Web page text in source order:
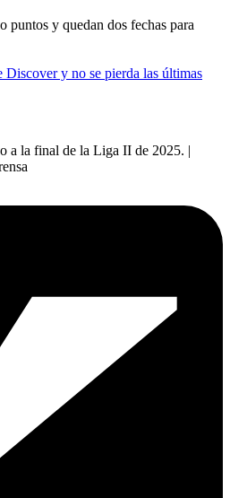
puntos y quedan dos fechas para
y no se pierda las últimas
a la final de la Liga II de 2025. |